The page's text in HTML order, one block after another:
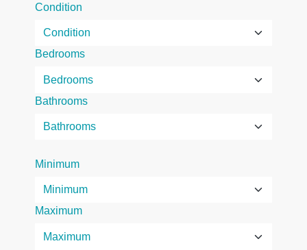
Condition
Bedrooms
Bathrooms
Minimum
Maximum